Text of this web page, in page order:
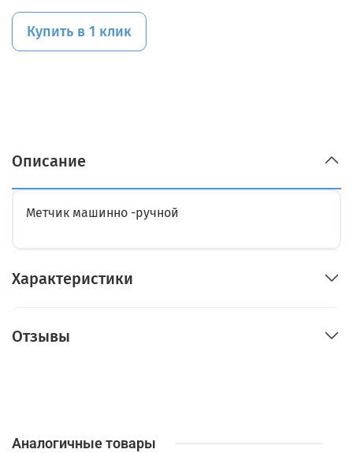
Купить в 1 клик
Описание
Метчик машинно -ручной
Характеристики
Отзывы
Аналогичные товары